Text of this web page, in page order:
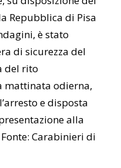
Repubblica di Pisa
è stato
di sicurezza del
del rito
mattinata odierna,
e disposta
alla
Carabinieri di